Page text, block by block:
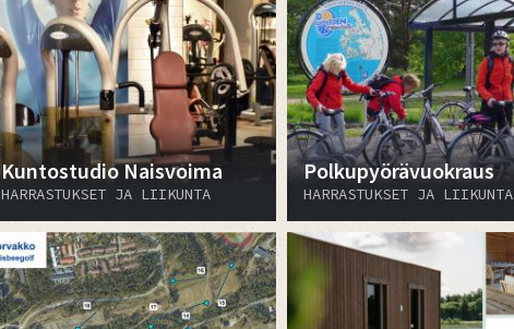
Kuntostudio Naisvoima
HARRASTUKSET JA LIIKUNTA
Polkupyörävuokraus
HARRASTUKSET JA LIIKUNTA